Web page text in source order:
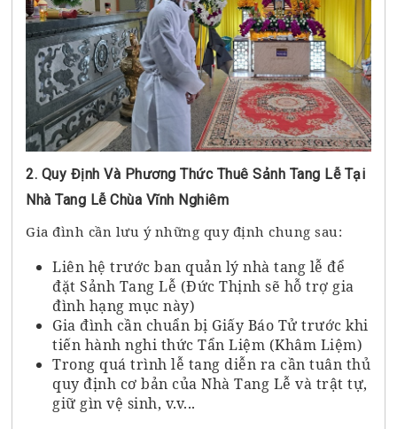
2. Quy Định Và Phương Thức Thuê Sảnh Tang Lễ Tại
Nhà Tang Lễ Chùa Vĩnh Nghiêm
Gia đình cần lưu ý những quy định chung sau:
Liên hệ trước ban quản lý nhà tang lễ để
đặt Sảnh Tang Lễ (Đức Thịnh sẽ hỗ trợ gia
đình hạng mục này)
Gia đình cần chuẩn bị Giấy Báo Tử trước khi
tiến hành nghi thức Tẩn Liệm (Khâm Liệm)
Trong quá trình lễ tang diễn ra cần tuân thủ
quy định cơ bản của Nhà Tang Lễ và trật tự,
giữ gìn vệ sinh, v.v...